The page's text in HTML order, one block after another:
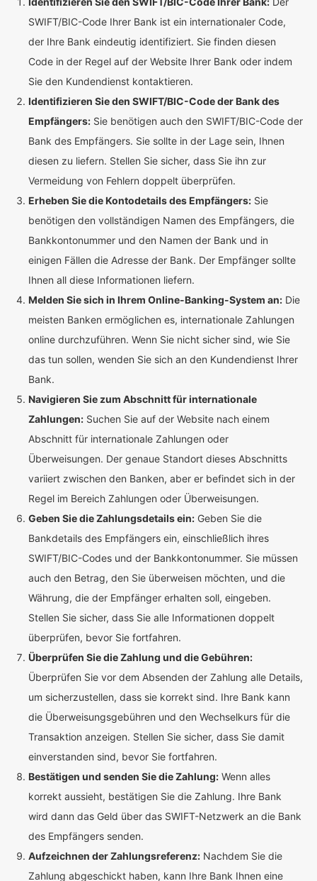
SWIFT/BIC-Code Ihrer Bank ist ein internationaler Code,
der Ihre Bank eindeutig identifiziert. Sie finden diesen
Code in der Regel auf der Website Ihrer Bank oder indem
Sie den Kundendienst kontaktieren.
Identifizieren Sie den SWIFT/BIC-Code der Bank des
Empfängers: Sie benötigen auch den SWIFT/BIC-Code der
Bank des Empfängers. Sie sollte in der Lage sein, Ihnen
diesen zu liefern. Stellen Sie sicher, dass Sie ihn zur
Vermeidung von Fehlern doppelt überprüfen.
Erheben Sie die Kontodetails des Empfängers: Sie
benötigen den vollständigen Namen des Empfängers, die
Bankkontonummer und den Namen der Bank und in
einigen Fällen die Adresse der Bank. Der Empfänger sollte
Ihnen all diese Informationen liefern.
Melden Sie sich in Ihrem Online-Banking-System an: Die
meisten Banken ermöglichen es, internationale Zahlungen
online durchzuführen. Wenn Sie nicht sicher sind, wie Sie
das tun sollen, wenden Sie sich an den Kundendienst Ihrer
Bank.
Navigieren Sie zum Abschnitt für internationale
Zahlungen: Suchen Sie auf der Website nach einem
Abschnitt für internationale Zahlungen oder
Überweisungen. Der genaue Standort dieses Abschnitts
variiert zwischen den Banken, aber er befindet sich in der
Regel im Bereich Zahlungen oder Überweisungen.
Geben Sie die Zahlungsdetails ein: Geben Sie die
Bankdetails des Empfängers ein, einschließlich ihres
SWIFT/BIC-Codes und der Bankkontonummer. Sie müssen
auch den Betrag, den Sie überweisen möchten, und die
Währung, die der Empfänger erhalten soll, eingeben.
Stellen Sie sicher, dass Sie alle Informationen doppelt
überprüfen, bevor Sie fortfahren.
Überprüfen Sie die Zahlung und die Gebühren:
Überprüfen Sie vor dem Absenden der Zahlung alle Details,
um sicherzustellen, dass sie korrekt sind. Ihre Bank kann
die Überweisungsgebühren und den Wechselkurs für die
Transaktion anzeigen. Stellen Sie sicher, dass Sie damit
einverstanden sind, bevor Sie fortfahren.
Bestätigen und senden Sie die Zahlung: Wenn alles
korrekt aussieht, bestätigen Sie die Zahlung. Ihre Bank
wird dann das Geld über das SWIFT-Netzwerk an die Bank
des Empfängers senden.
Aufzeichnen der Zahlungsreferenz: Nachdem Sie die
Zahlung abgeschickt haben, kann Ihre Bank Ihnen eine